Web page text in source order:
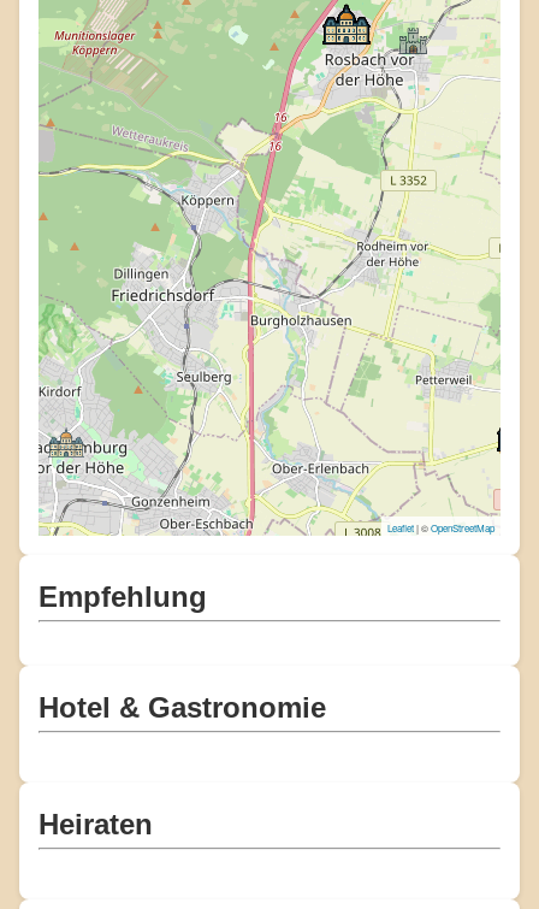
Leaflet| ©OpenStreetMap
Empfehlung
Hotel & Gastronomie
Heiraten